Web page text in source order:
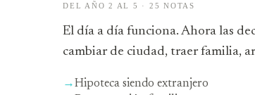
DEL AÑO 2 AL 5 · 25 NOTAS
El día a día funciona. Ahora las
cambiar de ciudad, traer familia,
→Hipoteca siendo extranjero